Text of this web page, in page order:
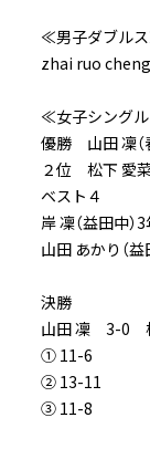
≪男子ダブル
zhai ruo
≪女子シング
優勝 山田 凜（
２位 松下 愛菜
ベスト４
岸 凜（益田中）
山田 あかり（益
決勝
山田 凜 3-0
① 11-6
② 13-11
③ 11-8